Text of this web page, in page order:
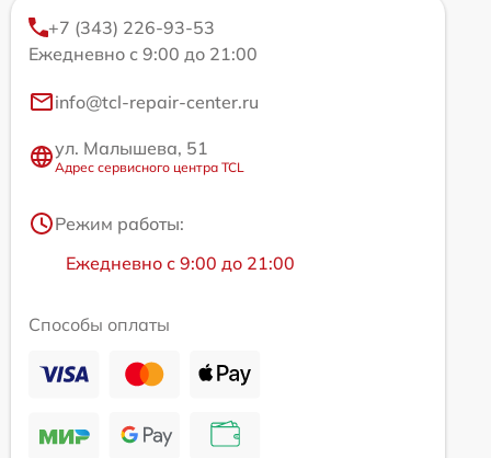
+7 (343) 226-93-53
Ежедневно с 9:00 до 21:00
info@tcl-repair-center.ru
ул. Малышева, 51
Адрес сервисного центра TCL
Режим работы:
Ежедневно с 9:00 до 21:00
Способы оплаты